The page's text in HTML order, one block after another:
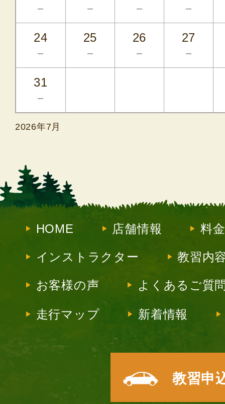
－ － － －
24
－
25
－
26
－
27
－
31
－
2026年7月
HOME 店舗情報 料
インストラクター 教習内
お客様の声 よくあるご質
走行マップ 新着情報
教習申